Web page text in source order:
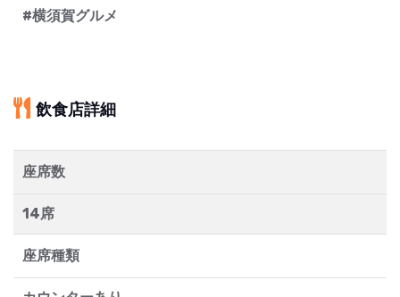
#横須賀グルメ
飲食店詳細
座席数
14席
座席種類